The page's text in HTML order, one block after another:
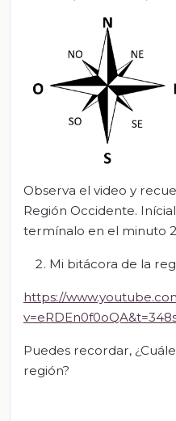
Observa el video y
Región Occidente.
termínalo en el minuto
Mi bitácora de la
https://
Puedes recordar,
región?